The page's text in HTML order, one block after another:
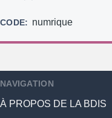
CODE numrique
NAVIGATION
À PROPOS DE LA BDIS